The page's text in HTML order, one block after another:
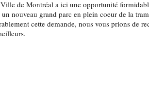
de Montréal a ici une opportunité
un nouveau grand parc en plein coeur de la
cette demande, nous vous prions de